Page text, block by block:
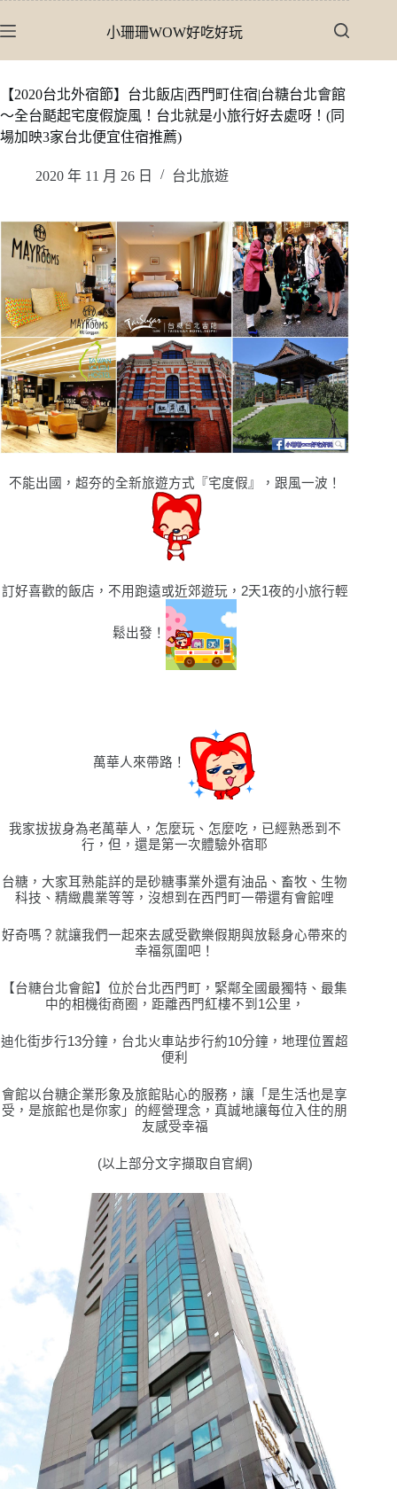
至
內
容
小珊珊WOW好吃好玩
【2020台北外宿節】台北飯店|西門町住宿|台糖台北會館
〜全台颳起宅度假旋風！台北就是小旅行好去處呀！(同
場加映3家台北便宜住宿推薦)
2020 年 11 月 26 日 台北旅遊
不能出國，超夯的全新旅遊方式『宅度假』，跟風一波！
訂好喜歡的飯店，不用跑遠或近郊遊玩，2天1夜的小旅行輕
鬆出發！
萬華人來帶路！
我家拔拔身為老萬華人，怎麼玩、怎麼吃，已經熟悉到不
行，但，還是第一次體驗外宿耶
台糖，大家耳熟能詳的是砂糖事業外還有油品、畜牧、生物
科技、精緻農業等等，沒想到在西門町一帶還有會館哩
好奇嗎？就讓我們一起來去感受歡樂假期與放鬆身心帶來的
幸福氛圍吧！
【台糖台北會館】位於台北西門町，緊鄰全國最獨特、最集
中的相機街商圈，距離西門紅樓不到1公里，
迪化街步行13分鐘，台北火車站步行約10分鐘，地理位置超
便利
會館以台糖企業形象及旅館貼心的服務，讓「是生活也是享
受，是旅館也是你家」的經營理念，真誠地讓每位入住的朋
友感受幸福
(以上部分文字擷取自官網)